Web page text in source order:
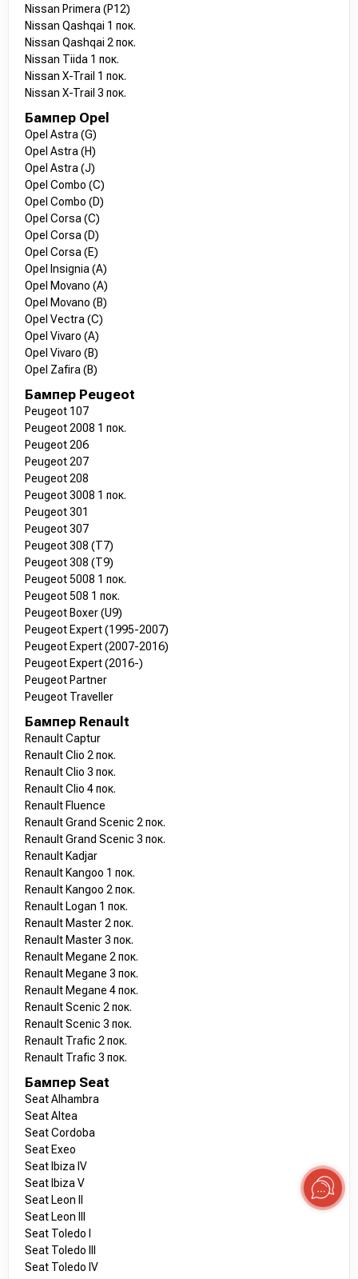
Nissan Primera (P12)
Nissan Qashqai 1 пок.
Nissan Qashqai 2 пок.
Nissan Tiida 1 пок.
Nissan X-Trail 1 пок.
Nissan X-Trail 3 пок.
Бампер Opel
Opel Astra (G)
Opel Astra (H)
Opel Astra (J)
Opel Combo (C)
Opel Combo (D)
Opel Corsa (C)
Opel Corsa (D)
Opel Corsa (E)
Opel Insignia (A)
Opel Movano (A)
Opel Movano (B)
Opel Vectra (C)
Opel Vivaro (A)
Opel Vivaro (B)
Opel Zafira (B)
Бампер Peugeot
Peugeot 107
Peugeot 2008 1 пок.
Peugeot 206
Peugeot 207
Peugeot 208
Peugeot 3008 1 пок.
Peugeot 301
Peugeot 307
Peugeot 308 (T7)
Peugeot 308 (T9)
Peugeot 5008 1 пок.
Peugeot 508 1 пок.
Peugeot Boxer (U9)
Peugeot Expert (1995-2007)
Peugeot Expert (2007-2016)
Peugeot Expert (2016-)
Peugeot Partner
Peugeot Traveller
Бампер Renault
Renault Captur
Renault Clio 2 пок.
Renault Clio 3 пок.
Renault Clio 4 пок.
Renault Fluence
Renault Grand Scenic 2 пок.
Renault Grand Scenic 3 пок.
Renault Kadjar
Renault Kangoo 1 пок.
Renault Kangoo 2 пок.
Renault Logan 1 пок.
Renault Master 2 пок.
Renault Master 3 пок.
Renault Megane 2 пок.
Renault Megane 3 пок.
Renault Megane 4 пок.
Renault Scenic 2 пок.
Renault Scenic 3 пок.
Renault Trafic 2 пок.
Renault Trafic 3 пок.
Бампер Seat
Seat Alhambra
Seat Altea
Seat Cordoba
Seat Exeo
Seat Ibiza IV
Seat Ibiza V
Seat Leon II
Seat Leon III
Seat Toledo I
Seat Toledo III
Seat Toledo IV